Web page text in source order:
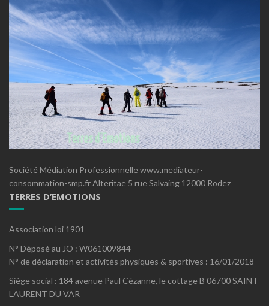
Société Médiation Professionnelle www.mediateur-
consommation-smp.fr Alteritae 5 rue Salvaing 12000 Rodez
TERRES D’EMOTIONS
Association loi 1901
N° Déposé au JO : W061009844
N° de déclaration et activités physiques & sportives : 16/01/2018
Siège social : 184 avenue Paul Cézanne, le cottage B 06700 SAINT
LAURENT DU VAR